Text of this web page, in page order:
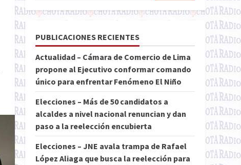
PUBLICACIONES RECIENTES
Actualidad – Cámara de Comercio de Lima
propone al Ejecutivo conformar comando
único para enfrentar Fenómeno El Niño
Elecciones – Más de 50 candidatos a
alcaldes a nivel nacional renuncian y dan
paso a la reelección encubierta
Elecciones – JNE avala trampa de Rafael
López Aliaga que busca la reelección para